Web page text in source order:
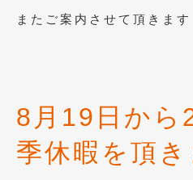
またご案内させて頂きます
8月19日から
季休暇を頂き